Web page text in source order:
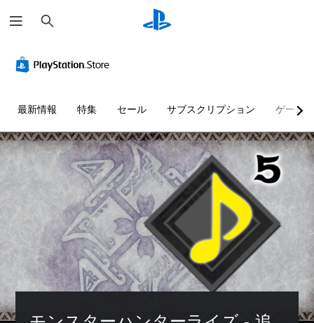
索
最新情報 特集 セール サブスクリプション ゲーム